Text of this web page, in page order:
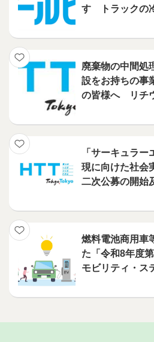
す トラックの
導入される技
加しました！
進事業
廃棄物の中間処
設をお持ちの事
の皆様へ リチ
火災対策を、都
（電池検知機・
「サーキュラ
現に向けた社会
二次公募の開始
燃料電池商用車
た「令和8年度
モビリティ・ス
ワーキンググ
ついて